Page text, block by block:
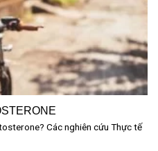
Các nghiên cứu Thực tế